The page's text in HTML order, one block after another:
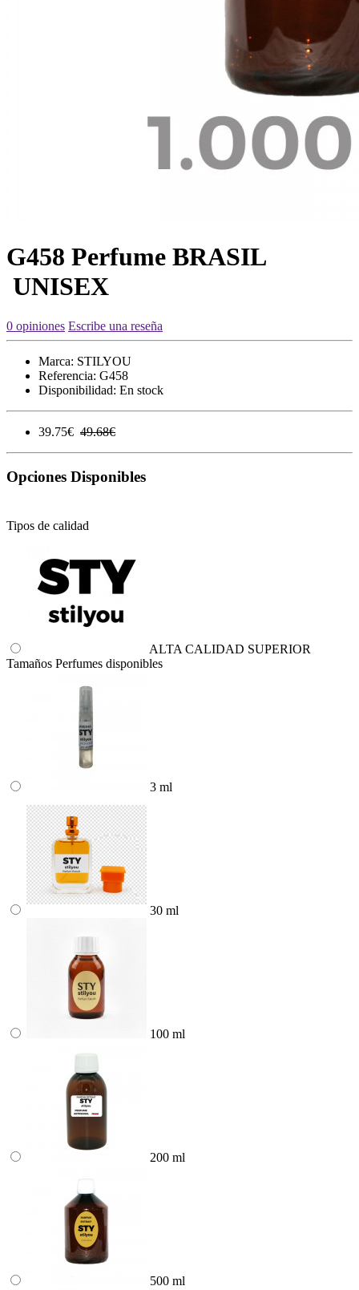
G458 Perfume BRASIL
UNISEX
0 opiniones Escribe una reseña
Marca: STILYOU
Referencia: G458
Disponibilidad: En stock
39.75€ 49.68€
Opciones Disponibles
Tipos de calidad
ALTA CALIDAD SUPERIOR
Tamaños Perfumes disponibles
3 ml
30 ml
100 ml
200 ml
500 ml